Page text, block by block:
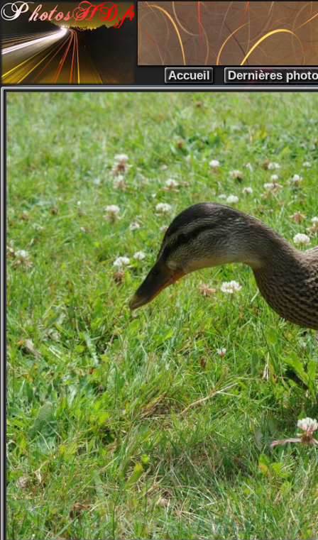
Accueil Dernières